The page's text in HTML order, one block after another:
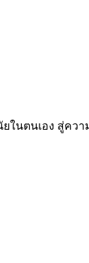
นตนเอง สู่คว